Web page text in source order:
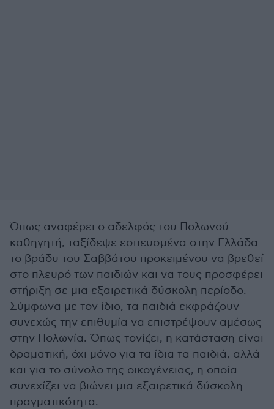
Όπως αναφέρει ο αδελφός του Πολωνού
καθηγητή, ταξίδεψε εσπευσμένα στην Ελλάδα
το βράδυ του Σαββάτου προκειμένου να βρεθεί
στο πλευρό των παιδιών και να τους προσφέρει
στήριξη σε μια εξαιρετικά δύσκολη περίοδο.
Σύμφωνα με τον ίδιο, τα παιδιά εκφράζουν
συνεχώς την επιθυμία να επιστρέψουν αμέσως
στην Πολωνία. Όπως τονίζει, η κατάσταση είναι
δραματική, όχι μόνο για τα ίδια τα παιδιά, αλλά
και για το σύνολο της οικογένειας, η οποία
συνεχίζει να βιώνει μια εξαιρετικά δύσκολη
πραγματικότητα.